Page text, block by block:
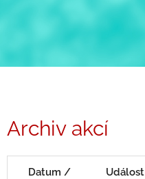
Archiv akcí
Datum /
Událost